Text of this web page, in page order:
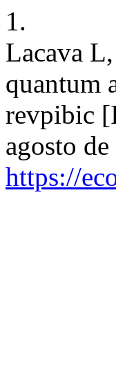
1.
Lacava
quantum
revpibic
agosto
https://